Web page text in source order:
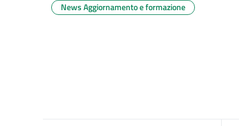
News Aggiornamento e formazione